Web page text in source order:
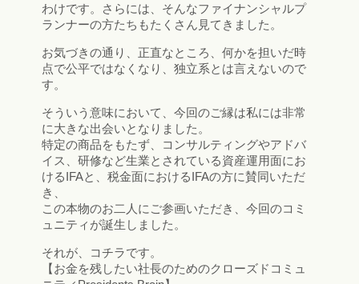
わけです。さらには、そんなファイナンシャルプ
ランナーの方たちもたくさん見てきました。
お気づきの通り、正直なところ、何かを担いだ時
点で公平ではなくなり、独立系とは言えないので
す。
そういう意味において、今回のご縁は私には非常
に大きな出会いとなりました。
特定の商品をもたず、コンサルティングやアドバ
イス、研修など生業とされている資産運用面にお
けるIFAと、税金面におけるIFAの方に賛同いただ
き、
この本物のお二人にご参画いただき、今回のコミ
ュニティが誕生しました。
それが、コチラです。
【お金を残したい社長のためのクローズドコミュ